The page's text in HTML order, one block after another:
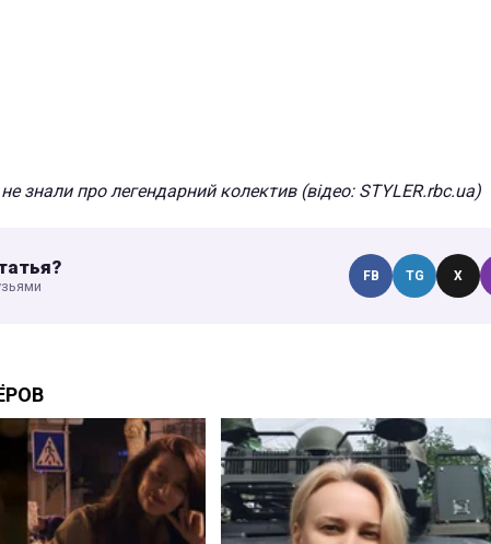
знали про легендарний колектив (відео: STYLER.rbc.ua)
FB TG X